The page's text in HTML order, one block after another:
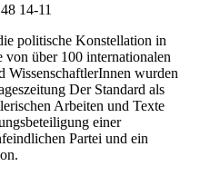
14-11
politische Konstellation in
von über 100 internationalen
wurden
Der Standard als
Arbeiten und Texte
einer
Partei und ein